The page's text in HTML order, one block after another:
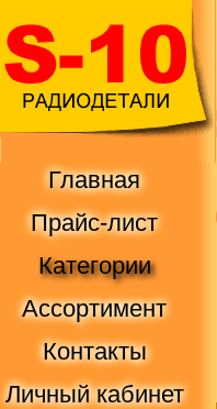
Главная
Прайс-лист
Категории
Ассортимент
Контакты
Личный кабинет